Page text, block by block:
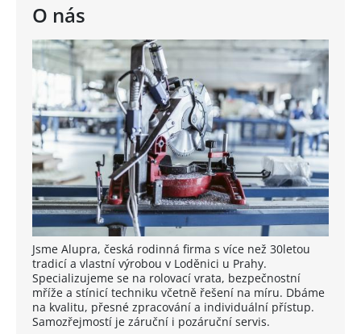
O nás
Jsme Alupra, česká rodinná firma s více než 30letou
tradicí a vlastní výrobou v Loděnici u Prahy.
Specializujeme se na rolovací vrata, bezpečnostní
mříže a stínicí techniku včetně řešení na míru. Dbáme
na kvalitu, přesné zpracování a individuální přístup.
Samozřejmostí je záruční i pozáruční servis.